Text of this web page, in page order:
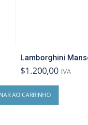
Lamborghini
$1.200,00 IVA
AO CARRINHO